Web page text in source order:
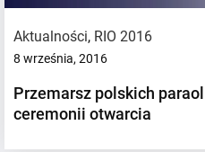
Aktualności, RIO 2016
8 września, 2016
Przemarsz polskich
ceremonii otwarcia